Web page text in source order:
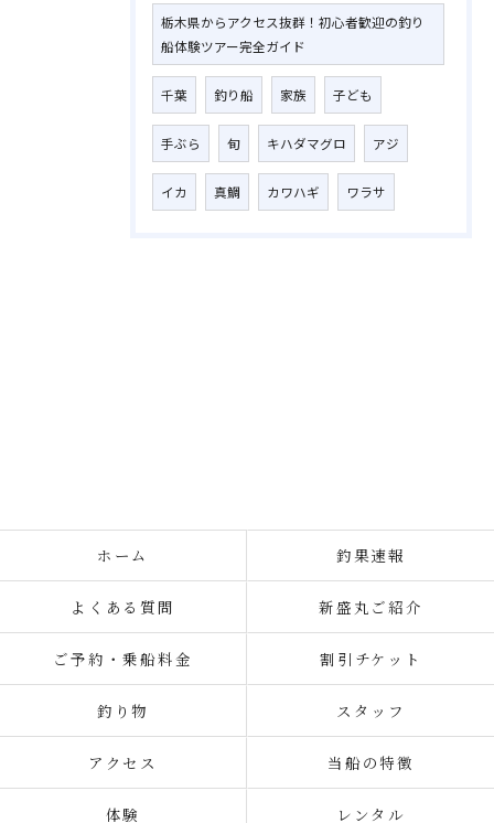
栃木県からアクセス抜群！初心者歓迎の釣り
船体験ツアー完全ガイド
千葉 釣り船 家族 子ども
手ぶら 旬 キハダマグロ アジ
イカ 真鯛 カワハギ ワラサ
ホーム 釣果速報
よくある質問 新盛丸ご紹介
ご予約・乗船料金 割引チケット
釣り物 スタッフ
アクセス 当船の特徴
体験 レンタル